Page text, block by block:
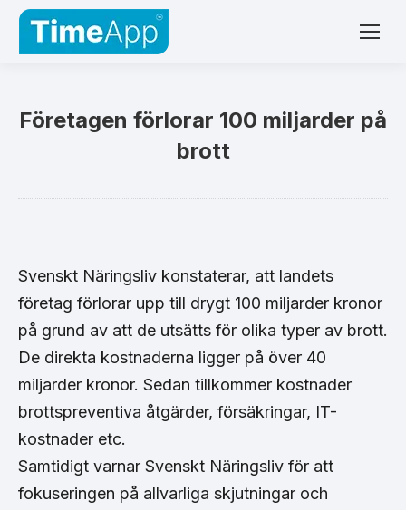
Företagen förlorar 100 miljarder på
brott
Svenskt Näringsliv konstaterar, att landets
företag förlorar upp till drygt 100 miljarder kronor
på grund av att de utsätts för olika typer av brott.
De direkta kostnaderna ligger på över 40
miljarder kronor. Sedan tillkommer kostnader
brottspreventiva åtgärder, försäkringar, IT-
kostnader etc.
Samtidigt varnar Svenskt Näringsliv för att
fokuseringen på allvarliga skjutningar och